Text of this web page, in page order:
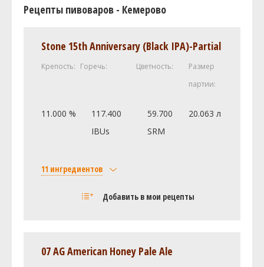
Рецепты пивоваров - Кемерово
Добавить в мои рецепты
Stone 15th Anniversary (Black IPA)-Partial
Крепость: Горечь: Цветность:
Размер
партии:
11.000 %
117.400
IBUs
59.700
SRM
20.063 л
11 ингредиентов
Castle Malting Pale Ale
Candi Sugar, Dark [Boil for 15 min]
07 AG American Honey Pale Ale